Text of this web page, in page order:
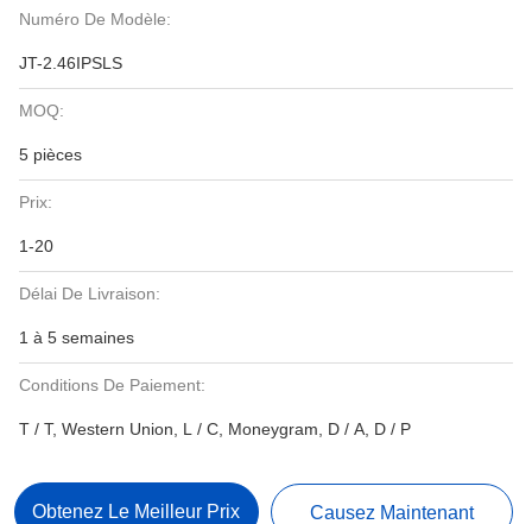
Numéro De Modèle:
JT-2.46IPSLS
MOQ:
5 pièces
Prix:
1-20
Délai De Livraison:
1 à 5 semaines
Conditions De Paiement:
T / T, Western Union, L / C, Moneygram, D / A, D / P
Obtenez Le Meilleur Prix Causez Maintenant